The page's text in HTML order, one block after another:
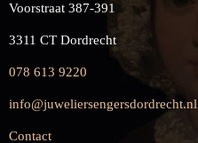
Voorstraat 387-391
3311 CT Dordrecht
078 613 9220
info@juweliersengersdordrecht.nl
Contact